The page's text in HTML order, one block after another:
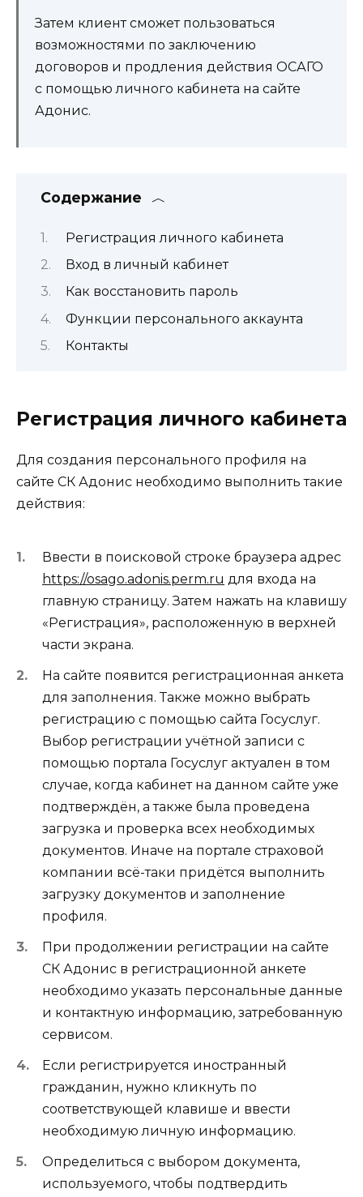
Затем клиент сможет пользоваться
возможностями по заключению
договоров и продления действия ОСАГО
с помощью личного кабинета на сайте
Адонис.
Содержание
Регистрация личного кабинета
Вход в личный кабинет
Как восстановить пароль
Функции персонального аккаунта
Контакты
Регистрация личного кабинета
Для создания персонального профиля на
сайте СК Адонис необходимо выполнить такие
действия:
Ввести в поисковой строке браузера адрес
https://osago.adonis.perm.ru для входа на
главную страницу. Затем нажать на клавишу
«Регистрация», расположенную в верхней
части экрана.
На сайте появится регистрационная анкета
для заполнения. Также можно выбрать
регистрацию с помощью сайта Госуслуг.
Выбор регистрации учётной записи с
помощью портала Госуслуг актуален в том
случае, когда кабинет на данном сайте уже
подтверждён, а также была проведена
загрузка и проверка всех необходимых
документов. Иначе на портале страховой
компании всё-таки придётся выполнить
загрузку документов и заполнение
профиля.
При продолжении регистрации на сайте
СК Адонис в регистрационной анкете
необходимо указать персональные данные
и контактную информацию, затребованную
сервисом.
Если регистрируется иностранный
гражданин, нужно кликнуть по
соответствующей клавише и ввести
необходимую личную информацию.
Определиться с выбором документа,
используемого, чтобы подтвердить